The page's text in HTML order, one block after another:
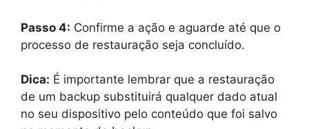
Passo 4: Confirme a ação e aguarde até que o
processo de restauração seja concluído.
Dica: É importante lembrar que a restauração
de um backup substituirá qualquer dado atual
no seu dispositivo pelo conteúdo que foi salvo